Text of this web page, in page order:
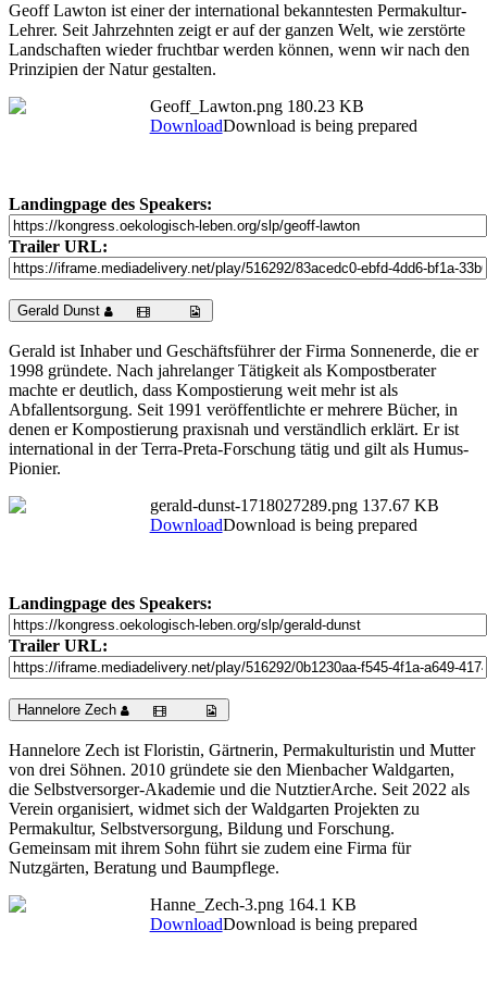
Geoff Lawton ist einer der international bekanntesten Permakultur-
Lehrer. Seit Jahrzehnten zeigt er auf der ganzen Welt, wie zerstörte
Landschaften wieder fruchtbar werden können, wenn wir nach den
Prinzipien der Natur gestalten.
Geoff_Lawton.png 180.23 KB
DownloadDownload is being prepared
Landingpage des Speakers:
Trailer URL:
Gerald Dunst
Gerald ist Inhaber und Geschäftsführer der Firma Sonnenerde, die er
1998 gründete. Nach jahrelanger Tätigkeit als Kompostberater
machte er deutlich, dass Kompostierung weit mehr ist als
Abfallentsorgung. Seit 1991 veröffentlichte er mehrere Bücher, in
denen er Kompostierung praxisnah und verständlich erklärt. Er ist
international in der Terra-Preta-Forschung tätig und gilt als Humus-
Pionier.
gerald-dunst-1718027289.png 137.67 KB
DownloadDownload is being prepared
Landingpage des Speakers:
Trailer URL:
Hannelore Zech
Hannelore Zech ist Floristin, Gärtnerin, Permakulturistin und Mutter
von drei Söhnen. 2010 gründete sie den Mienbacher Waldgarten,
die Selbstversorger-Akademie und die NutztierArche. Seit 2022 als
Verein organisiert, widmet sich der Waldgarten Projekten zu
Permakultur, Selbstversorgung, Bildung und Forschung.
Gemeinsam mit ihrem Sohn führt sie zudem eine Firma für
Nutzgärten, Beratung und Baumpflege.
Hanne_Zech-3.png 164.1 KB
DownloadDownload is being prepared